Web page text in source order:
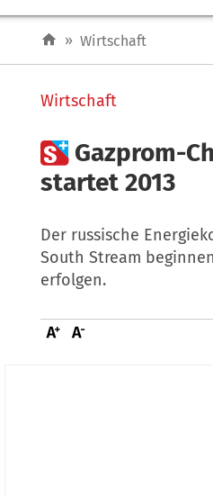
» Wirtschaft
Wirtschaft
 Gazprom-
startet 2013
Der russische
South Stream
erfolgen.